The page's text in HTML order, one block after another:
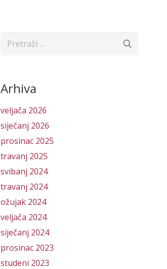
Pretraži:
Arhiva
veljača 2026
siječanj 2026
prosinac 2025
travanj 2025
svibanj 2024
travanj 2024
ožujak 2024
veljača 2024
siječanj 2024
prosinac 2023
studeni 2023